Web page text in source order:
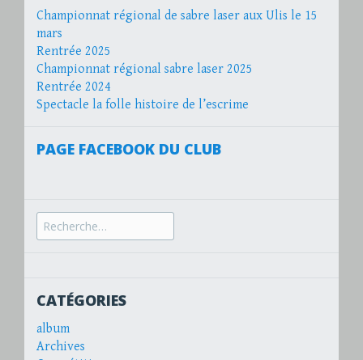
Championnat régional de sabre laser aux Ulis le 15
mars
Rentrée 2025
Championnat régional sabre laser 2025
Rentrée 2024
Spectacle la folle histoire de l’escrime
PAGE FACEBOOK DU CLUB
Recherche
pour :
CATÉGORIES
album
Archives